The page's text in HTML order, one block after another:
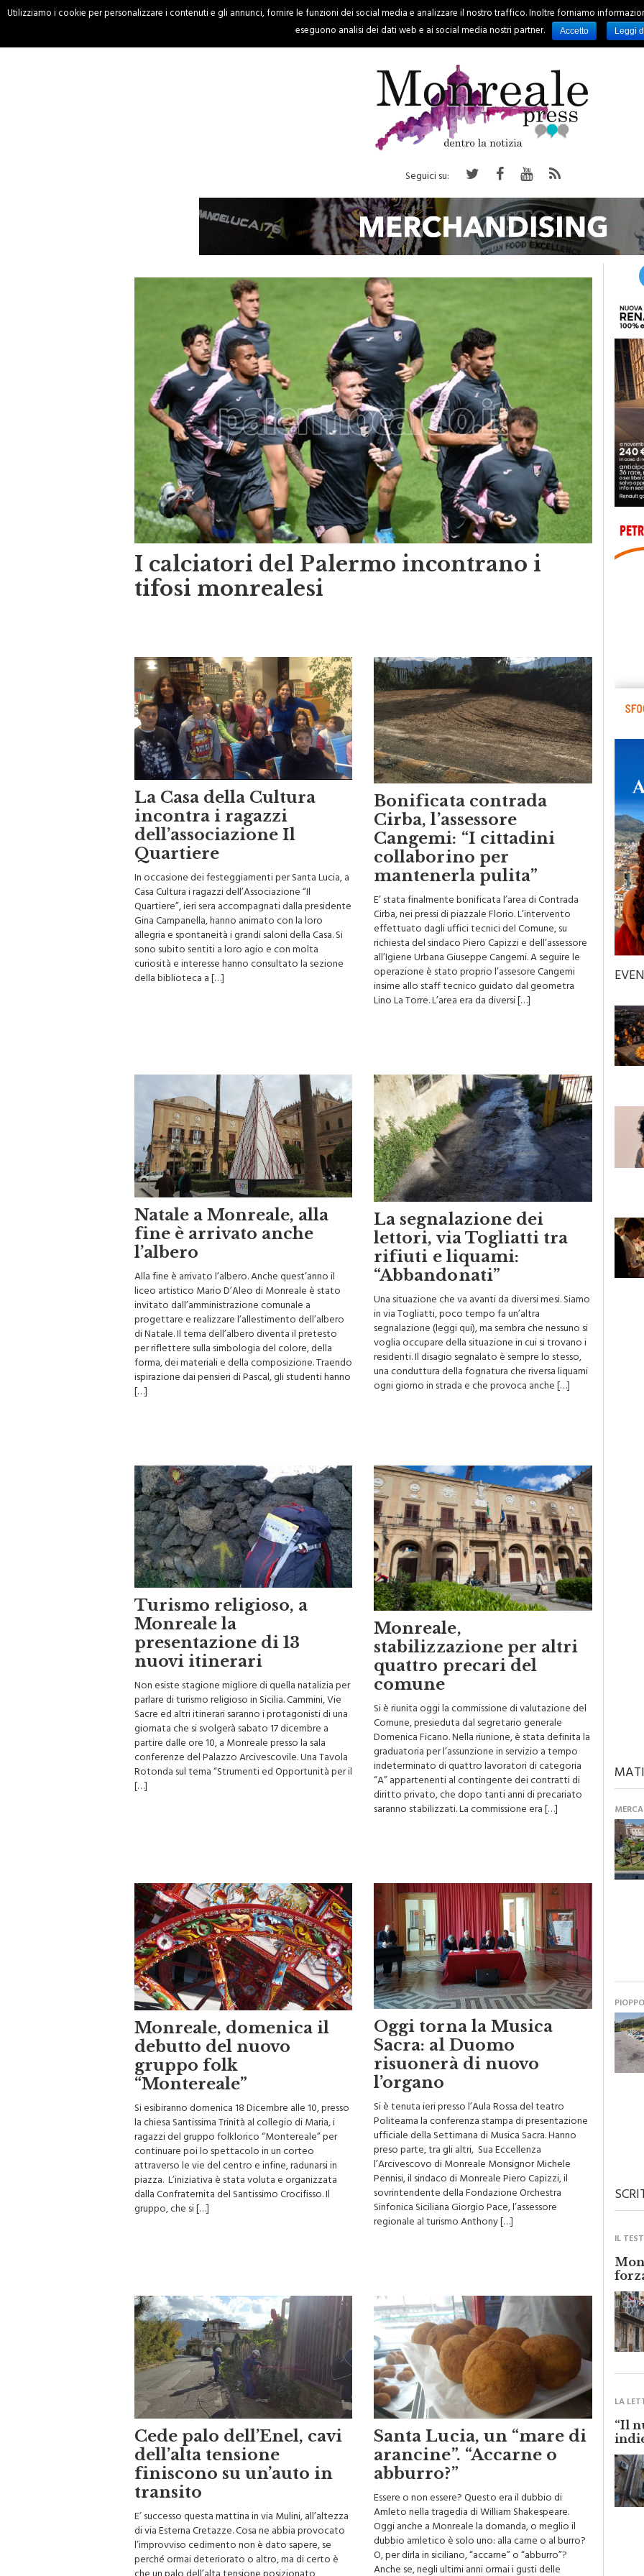
HOME CRONACA PALERMO REGIONE EVENTI RUBRICHE SPORT
Seguici su:
I calciatori del Palermo incontrano i
tifosi monrealesi
La Casa della Cultura
incontra i ragazzi
dell’associazione Il
Quartiere
In occasione dei festeggiamenti per Santa Lucia, a
Casa Cultura i ragazzi dell’Associazione “Il
Quartiere”, ieri sera accompagnati dalla presidente
Gina Campanella, hanno animato con la loro
allegria e spontaneità i grandi saloni della Casa. Si
sono subito sentiti a loro agio e con molta
curiosità e interesse hanno consultato la sezione
della biblioteca a […]
Bonificata contrada
Cirba, l’assessore
Cangemi: “I cittadini
collaborino per
mantenerla pulita”
E’ stata finalmente bonificata l’area di Contrada
Cirba, nei pressi di piazzale Florio. L’intervento
effettuato dagli uffici tecnici del Comune, su
richiesta del sindaco Piero Capizzi e dell’assessore
all’Igiene Urbana Giuseppe Cangemi. A seguire le
operazione è stato proprio l’assesore Cangemi
insime allo staff tecnico guidato dal geometra
Lino La Torre. L’area era da diversi […]
Natale a Monreale, alla
fine è arrivato anche
l’albero
Alla fine è arrivato l’albero. Anche quest’anno il
liceo artistico Mario D’Aleo di Monreale è stato
invitato dall’amministrazione comunale a
progettare e realizzare l’allestimento dell’albero
di Natale. Il tema dell’albero diventa il pretesto
per riflettere sulla simbologia del colore, della
forma, dei materiali e della composizione. Traendo
ispirazione dai pensieri di Pascal, gli studenti hanno
[…]
La segnalazione dei
lettori, via Togliatti tra
rifiuti e liquami:
“Abbandonati”
Una situazione che va avanti da diversi mesi. Siamo
in via Togliatti, poco tempo fa un’altra
segnalazione (leggi qui), ma sembra che nessuno si
voglia occupare della situazione in cui si trovano i
residenti. Il disagio segnalato è sempre lo stesso,
una conduttura della fognatura che riversa liquami
ogni giorno in strada e che provoca anche […]
Turismo religioso, a
Monreale la
presentazione di 13
nuovi itinerari
Non esiste stagione migliore di quella natalizia per
parlare di turismo religioso in Sicilia. Cammini, Vie
Sacre ed altri itinerari saranno i protagonisti di una
giornata che si svolgerà sabato 17 dicembre a
partire dalle ore 10, a Monreale presso la sala
conferenze del Palazzo Arcivescovile. Una Tavola
Rotonda sul tema “Strumenti ed Opportunità per il
[…]
Monreale,
stabilizzazione per altri
quattro precari del
comune
Si è riunita oggi la commissione di valutazione del
Comune, presieduta dal segretario generale
Domenica Ficano. Nella riunione, è stata definita la
graduatoria per l’assunzione in servizio a tempo
indeterminato di quattro lavoratori di categoria
“A” appartenenti al contingente dei contratti di
diritto privato, che dopo tanti anni di precariato
saranno stabilizzati. La commissione era […]
Monreale, domenica il
debutto del nuovo
gruppo folk
“Montereale”
Si esibiranno domenica 18 Dicembre alle 10, presso
la chiesa Santissima Trinità al collegio di Maria, i
ragazzi del gruppo folklorico “Montereale” per
continuare poi lo spettacolo in un corteo
attraverso le vie del centro e infine, radunarsi in
piazza. L’iniziativa è stata voluta e organizzata
dalla Confraternita del Santissimo Crocifisso. Il
gruppo, che si […]
Oggi torna la Musica
Sacra: al Duomo
risuonerà di nuovo
l’organo
Si è tenuta ieri presso l’Aula Rossa del teatro
Politeama la conferenza stampa di presentazione
ufficiale della Settimana di Musica Sacra. Hanno
preso parte, tra gli altri, Sua Eccellenza
l’Arcivescovo di Monreale Monsignor Michele
Pennisi, il sindaco di Monreale Piero Capizzi, il
sovrintendente della Fondazione Orchestra
Sinfonica Siciliana Giorgio Pace, l’assessore
regionale al turismo Anthony […]
Cede palo dell’Enel, cavi
dell’alta tensione
finiscono su un’auto in
transito
E’ successo questa mattina in via Mulini, all’altezza
di via Esterna Cretazze. Cosa ne abbia provocato
l’improvviso cedimento non è dato sapere, se
perché ormai deteriorato o altro, ma di certo è
Santa Lucia, un “mare di
arancine”. “Accarne o
abburro?”
Essere o non essere? Questo era il dubbio di
Amleto nella tragedia di William Shakespeare.
Oggi anche a Monreale la domanda, o meglio il
dubbio amletico è solo uno: alla carne o al burro?
O, per dirla in siciliano, “accarne” o “abburro”?
PIOPPO
“Il
Utilizziamo i cookie per personalizzare i contenuti e gli annunci, fornire le funzioni dei social media e analizzare il nostro traffico. Inoltre forniamo
eseguono analisi dei dati web e ai social media nostri partner.
Accetto Leggi